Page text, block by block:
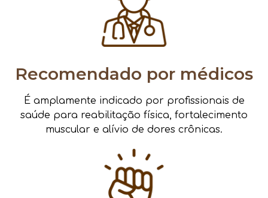
Recomendado por médicos
É amplamente indicado por profissionais de
saúde para reabilitação física, fortalecimento
muscular e alívio de dores crônicas.